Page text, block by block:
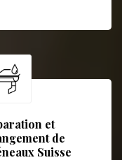
et
de
Suisse